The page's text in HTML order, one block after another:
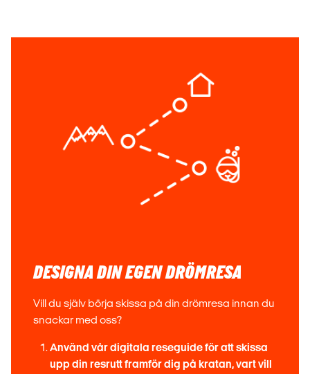
DESIGNA DIN EGEN DRÖMRESA
Vill du själv börja skissa på din drömresa innan du
snackar med oss?
Använd vår digitala reseguide för att skissa
upp din resrutt framför dig på kratan, vart vill